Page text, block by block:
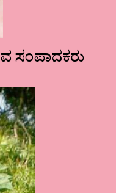
ಸಂಪಾದಕರು